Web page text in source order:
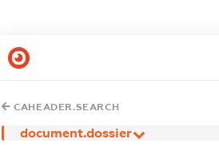
CAHEADER.SEARCH
document.dossier